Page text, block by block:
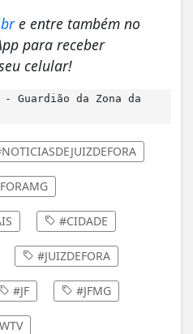
e entre também no
para receber
celular!
- Guardião da Zona da
#CIDADE
#JUIZDEFORA
#JF #JFMG